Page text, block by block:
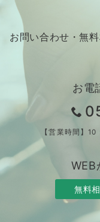
お問い合わせ・無
お電
【営業時間】
WEB
無料